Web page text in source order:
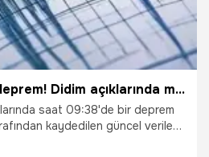
Aydın'da korkutan deprem! Didim açıklarında meydana geldi
saat 09:38'de bir deprem
kaydedilen güncel verilere